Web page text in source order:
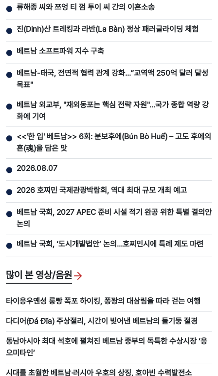
● 류해종 씨와 쯔엉 티 껌 투이 씨 간의 이혼소송
● 진(Dinh)산 트레킹과 라반(La Bàn) 정상 패러글라이딩 체험
● 베트남 소프트파워 지수 구축
● 베트남-태국, 전면적 협력 관계 강화...”교역액 250억 달러 달성
목표"
● 베트남 외교부, "재외동포는 핵심 전략 자원"…국가 종합 역량 강
화에 기여
● <<'한 입' 베트남>> 6회: 분보후에(Bún Bò Huế) – 고도 후에의
혼(魂)을 담은 맛
● 2026.08.07
● 2026 호찌민 국제관광박람회, 역대 최대 규모 개최 예고
● 베트남 국회, 2027 APEC 준비 시설 적기 완공 위한 특별 결의안
논의
● 베트남 국회, ‘도시개발법안’ 논의…호찌민시에 특례 제도 마련
많이 본 영상/음원
타이응우옌성 룽빵 폭포 하이킹, 퐁꽝의 대삼림을 따라 걷는 여행
다디어(Đá Đĩa) 주상절리, 시간이 빚어낸 베트남의 돌기둥 절경
동남아시아 최대 석호에 펼쳐진 베트남 중부의 독특한 수상시장 ‘응
으미타인’
시대를 초월한 베트남·러시아 우호의 상징, 호아빈 수력발전소